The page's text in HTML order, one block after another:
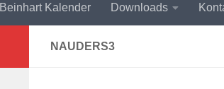
Beinhart Kalender Downloads
NAUDERS3